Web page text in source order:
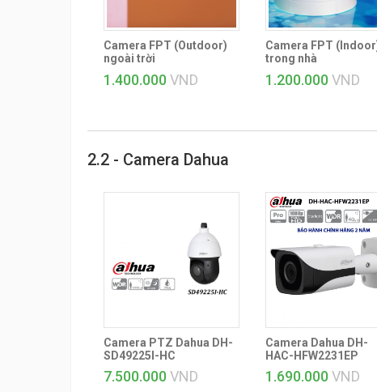
Camera FPT (Outdoor)
ngoài trời
1.400.000 VND
Camera FPT
trong nhà
1.200.000 VND
2.2 - Camera Dahua
Camera PTZ Dahua DH-
SD49225I-HC
7.500.000 VND
Camera Dahua DH-
HAC-HFW2231EP
1.690.000 VND